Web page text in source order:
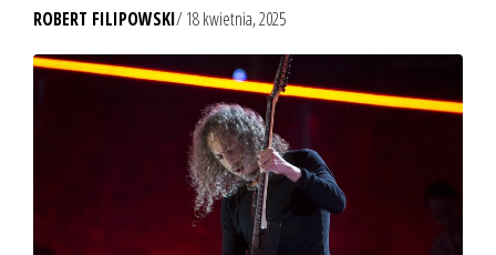
ROBERT FILIPOWSKI/ 18 kwietnia, 2025